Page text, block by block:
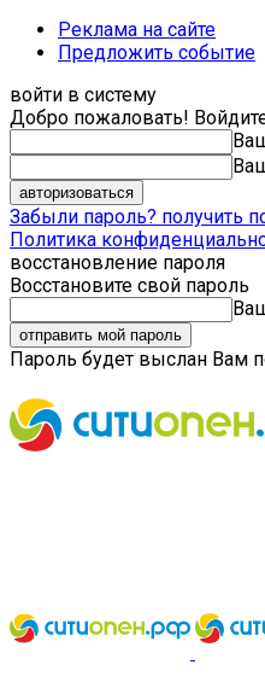
Реклама на сайте
Предложить событие
войти в систему
Добро пожаловать!
Забыли пароль? получить
Политика
восстановление пароля
Восстановите свой пароль
Пароль будет выслан Вам